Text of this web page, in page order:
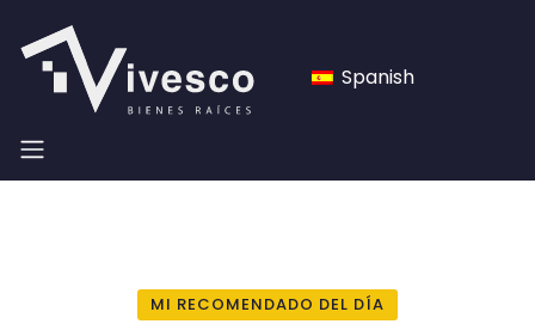
Spanish
MI RECOMENDADO DEL DÍA